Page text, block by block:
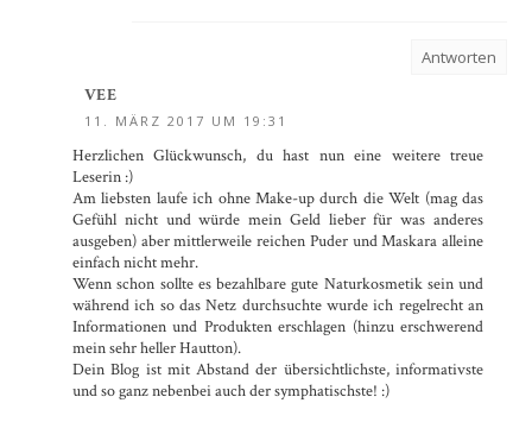
Antworten
VEE
11. MÄRZ 2017 UM 19:31
Herzlichen Glückwunsch, du hast nun eine weitere treue
Leserin :)
Am liebsten laufe ich ohne Make-up durch die Welt (mag das
Gefühl nicht und würde mein Geld lieber für was anderes
ausgeben) aber mittlerweile reichen Puder und Maskara alleine
einfach nicht mehr.
Wenn schon sollte es bezahlbare gute Naturkosmetik sein und
während ich so das Netz durchsuchte wurde ich regelrecht an
Informationen und Produkten erschlagen (hinzu erschwerend
mein sehr heller Hautton).
Dein Blog ist mit Abstand der übersichtlichste, informativste
und so ganz nebenbei auch der symphatischste! :)